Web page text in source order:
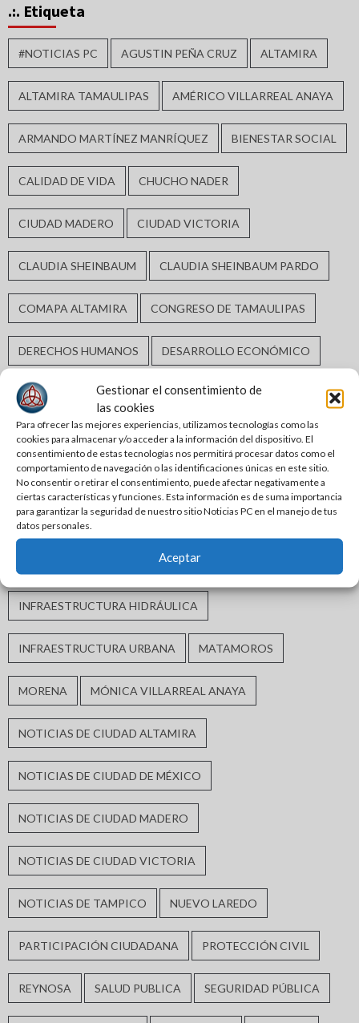
Gestionar el consentimiento de
las cookies
Para ofrecer las mejores experiencias, utilizamos tecnologías como las
cookies para almacenar y/o acceder a la información del dispositivo. El
consentimiento de estas tecnologías nos permitirá procesar datos como el
comportamiento de navegación o las identificaciones únicas en este sitio.
No consentir o retirar el consentimiento, puede afectar negativamente a
ciertas características y funciones. Esta información es de suma importancia
para garantizar la seguridad de nuestro sitio Noticias PC en el manejo de tus
datos personales.
Aceptar
.:. Etiqueta
#NOTICIAS PC AGUSTIN PEÑA CRUZ ALTAMIRA
ALTAMIRA TAMAULIPAS AMÉRICO VILLARREAL ANAYA
ARMANDO MARTÍNEZ MANRÍQUEZ BIENESTAR SOCIAL
CALIDAD DE VIDA CHUCHO NADER
CIUDAD MADERO CIUDAD VICTORIA
CLAUDIA SHEINBAUM CLAUDIA SHEINBAUM PARDO
COMAPA ALTAMIRA CONGRESO DE TAMAULIPAS
DERECHOS HUMANOS DESARROLLO ECONÓMICO
DESARROLLO URBANO ELECCIONES2024
ERASMO GONZÁLEZ ROBLEDO
GABRIEL ARCOS ESPINOSA GOBIERNO DE ALTAMIRA
GOBIERNO DE TAMAULIPAS GOBIERNO MUNICIPAL
INCLUSIÓN SOCIAL
INFRAESTRUCTURA HIDRÁULICA
INFRAESTRUCTURA URBANA MATAMOROS
MORENA MÓNICA VILLARREAL ANAYA
NOTICIAS DE CIUDAD ALTAMIRA
NOTICIAS DE CIUDAD DE MÉXICO
NOTICIAS DE CIUDAD MADERO
NOTICIAS DE CIUDAD VICTORIA
NOTICIAS DE TAMPICO NUEVO LAREDO
PARTICIPACIÓN CIUDADANA PROTECCIÓN CIVIL
REYNOSA SALUD PUBLICA SEGURIDAD PÚBLICA